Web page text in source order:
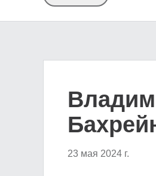
23 мая 2024 г.